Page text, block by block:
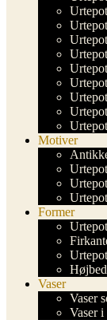
Motiver
Former
Vaser
Vaser
Vaser i